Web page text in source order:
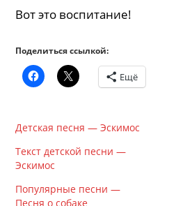
Вот это воспитание!
Поделиться ссылкой:
Ещё
Детская песня — Эскимос
Текст детской песни —
Эскимос
Популярные песни —
Песня о собаке